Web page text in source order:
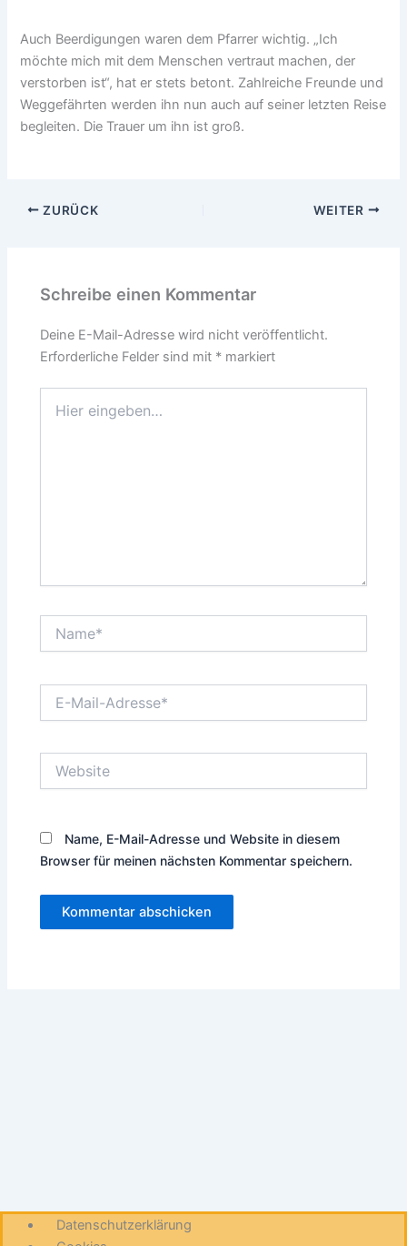
Auch Beerdigungen waren dem Pfarrer wichtig. „Ich
möchte mich mit dem Menschen vertraut machen, der
verstorben ist“, hat er stets betont. Zahlreiche Freunde und
Weggefährten werden ihn nun auch auf seiner letzten Reise
begleiten. Die Trauer um ihn ist groß.
ZURÜCK WEITER
Schreibe einen Kommentar
Deine E-Mail-Adresse wird nicht veröffentlicht.
Erforderliche Felder sind mit * markiert
eingeben…
Mail-
Name, E-Mail-Adresse und Website in diesem
Browser für meinen nächsten Kommentar speichern.
Datenschutzerklärung